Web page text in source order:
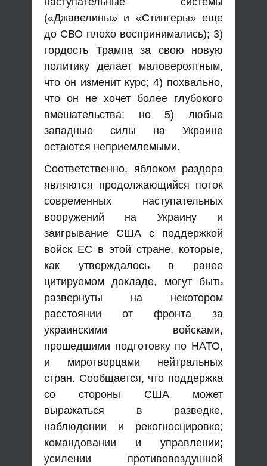
(«Джавелины» и «Стингеры» еще
до СВО плохо воспринимались); 3)
гордость Трампа за свою новую
политику делает маловероятным,
что он изменит курс; 4) похвально,
что он не хочет более глубокого
вмешательства; но 5) любые
западные силы на Украине
остаются неприемлемыми.
Соответственно, яблоком раздора
являются продолжающийся поток
современных наступательных
вооружений на Украину и
заигрывание США с поддержкой
войск ЕС в этой стране, которые,
как утверждалось в ранее
цитируемом докладе, могут быть
развернуты на некотором
расстоянии от фронта за
украинскими войсками,
прошедшими подготовку по НАТО,
и миротворцами нейтральных
стран. Сообщается, что поддержка
со стороны США может
выражаться в разведке,
наблюдении и рекогносцировке;
командовании и управлении;
усилении противовоздушной